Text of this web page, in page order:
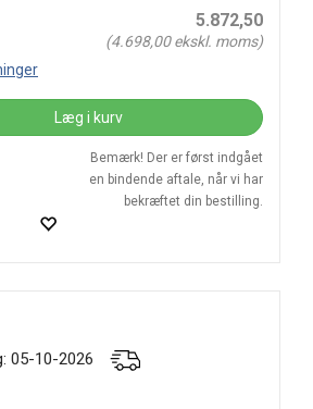
5.872,50
(4.698,00ekskl. moms)
Læg i kurv
Bemærk! Der er først indgået
en bindende aftale, når vi har
bekræftet din bestilling.
05-10-2026